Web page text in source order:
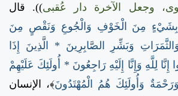
وجعل الآخرة دار عُقبى)). قال
بِشَيْءٍ مِنَ الْخَوْفِ وَالْجُوعِ وَنَقْصٍ مِنَ
وَبَشِّرِ الصَّابِرِينَ * الَّذِينَ إِذَا
إِنَّا لِلَّهِ وَإِنَّا إِلَيْهِ رَاجِعُونَ * أُولَئِكَ عَلَيْهِمْ
وَأُولَئِكَ هُمُ الْمُهْتَدُونَ﴾، الإنسان